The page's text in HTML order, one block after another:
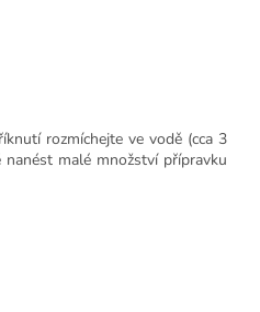
rozmíchejte ve vodě (cca 3
malé množství přípravku